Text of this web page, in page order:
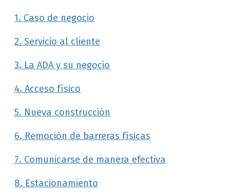
1. Caso de negocio
2. Servicio al cliente
3. La ADA y su negocio
4. Acceso físico
5. Nueva construcción
6. Remoción de barreras físicas
7. Comunicarse de manera efectiva
8. Estacionamiento